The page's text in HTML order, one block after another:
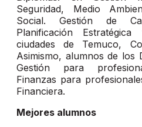
Seguridad, Medio
Social. Gestión de
Planificación
ciudades de Temuco,
Asimismo, alumnos de los
Gestión para
Finanzas para
Financiera.
Mejores alumnos